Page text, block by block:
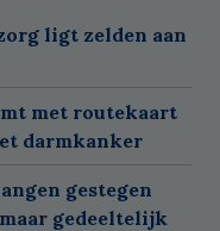
ligt zelden aan
met routekaart
darmkanker
gestegen
gedeeltelijk